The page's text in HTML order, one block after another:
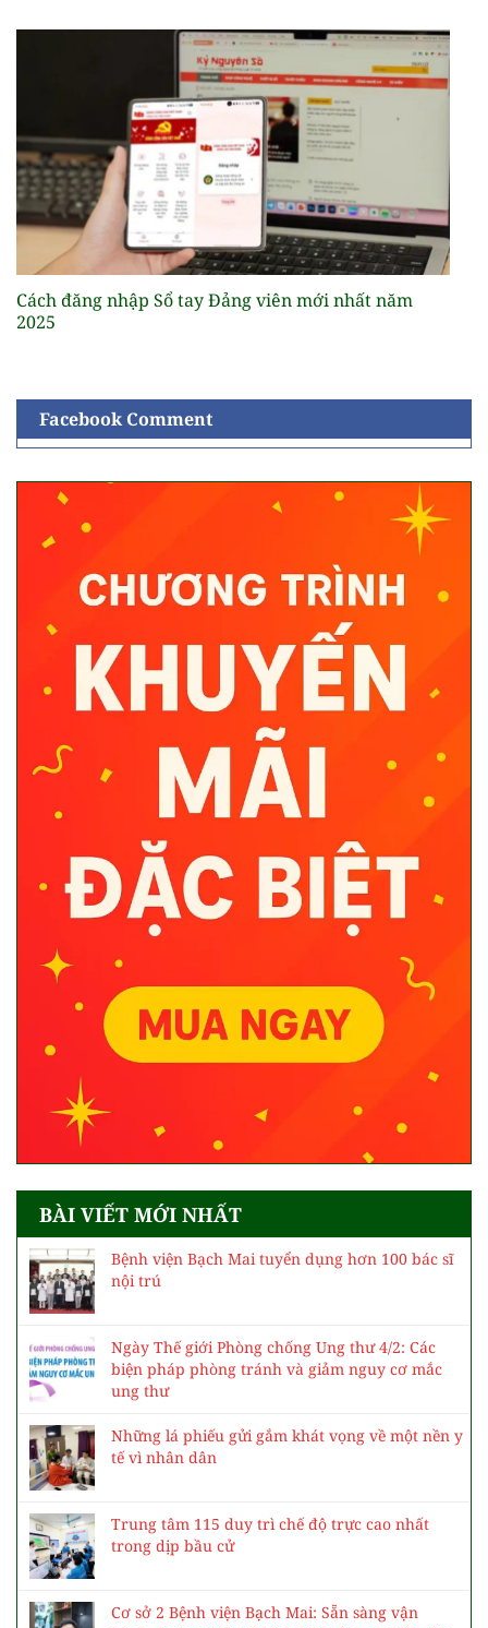
Cách đăng nhập Sổ tay Đảng viên mới nhất năm
2025
Facebook Comment
BÀI VIẾT MỚI NHẤT
Bệnh viện Bạch Mai tuyển dụng hơn 100 bác sĩ
nội trú
Ngày Thế giới Phòng chống Ung thư 4/2: Các
biện pháp phòng tránh và giảm nguy cơ mắc
ung thư
Những lá phiếu gửi gắm khát vọng về một nền y
tế vì nhân dân
Trung tâm 115 duy trì chế độ trực cao nhất
trong dịp bầu cử
Cơ sở 2 Bệnh viện Bạch Mai: Sẵn sàng vận